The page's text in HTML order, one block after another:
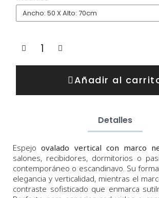
Añadir al
Detalles
Espejoovalado vertical con marco
salones, recibidores, dormitorios o
contemporáneo o escandinavo. Su
elegancia y verticalidad, mientras el
contraste sofisticado que enmarca